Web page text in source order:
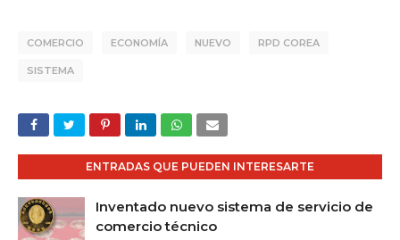
COMERCIO ECONOMÍA NUEVO RPD COREA
SISTEMA
ENTRADAS QUE PUEDEN INTERESARTE
Inventado nuevo sistema de servicio de
comercio técnico